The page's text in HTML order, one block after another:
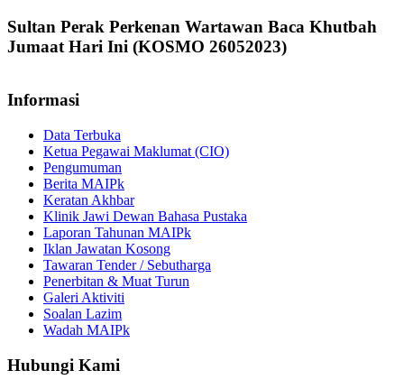
Sultan Perak Perkenan Wartawan Baca Khutbah
Jumaat Hari Ini (KOSMO 26052023)
Informasi
Data Terbuka
Ketua Pegawai Maklumat (CIO)
Pengumuman
Berita MAIPk
Keratan Akhbar
Klinik Jawi Dewan Bahasa Pustaka
Laporan Tahunan MAIPk
Iklan Jawatan Kosong
Tawaran Tender / Sebutharga
Penerbitan & Muat Turun
Galeri Aktiviti
Soalan Lazim
Wadah MAIPk
Hubungi Kami